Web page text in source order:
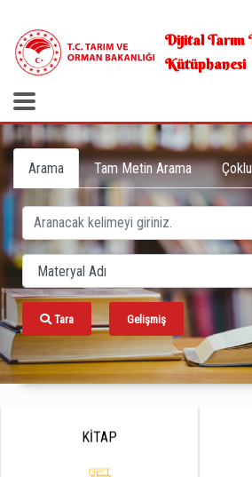
Dijital Tarım
Kütüphanesi
Arama Tam Metin Arama
Tara Gelişmiş
KİTAP